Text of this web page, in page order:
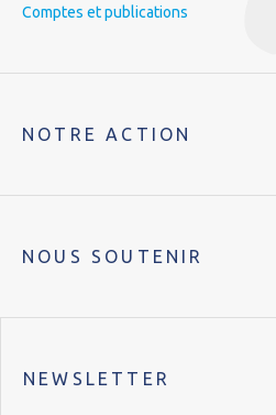
Comptes et publications
NOTRE ACTION
NOUS SOUTENIR
NEWSLETTER